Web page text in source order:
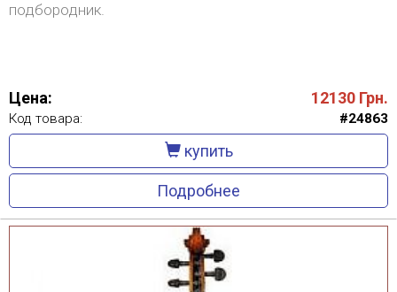
подбородник.
Цена: 12130 Грн.
Код товара: #24863
купить
Подробнее